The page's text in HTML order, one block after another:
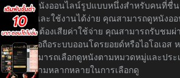
เว็บดูหนังออนไลน์รูปแบบหนึ่งสำหรับคนที่ชื่
ระบบและใช้งานได้ง่าย คุณสามารถดูหนังอ
โดยไม่ต้องเสียค่าใช้จ่าย คุณสามารถรับชม
เช่น มือถือระบบออนโดรยอยด์หรือไอโอเอส
คุณสามารถเลือกดูหนังตามหมวดหมู่และประเ
เพื่อความหลากหลายในการเลือกดู